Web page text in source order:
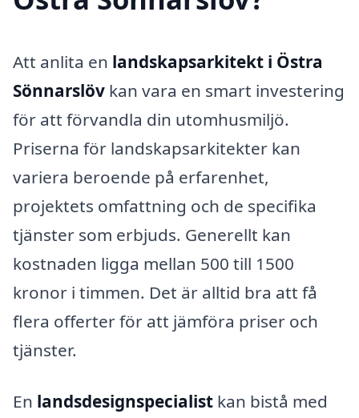
Att anlita en landskapsarkitekt i Östra
Sönnarslöv kan vara en smart investering
för att förvandla din utomhusmiljö.
Priserna för landskapsarkitekter kan
variera beroende på erfarenhet,
projektets omfattning och de specifika
tjänster som erbjuds. Generellt kan
kostnaden ligga mellan 500 till 1500
kronor i timmen. Det är alltid bra att få
flera offerter för att jämföra priser och
tjänster.
En landsdesignspecialist kan bistå med